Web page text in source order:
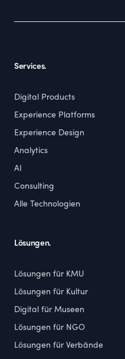
Services.
Digital Products
Experience Platforms
Experience Design
Analytics
AI
Consulting
Alle Technologien
Lösungen.
Lösungen für KMU
Lösungen für Kultur
Digital für Museen
Lösungen für NGO
Lösungen für Verbände